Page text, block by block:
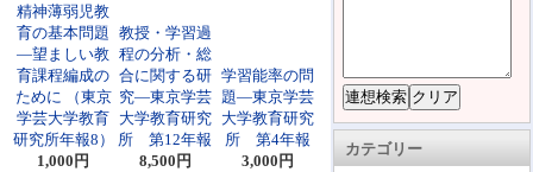
カテゴリー
精神薄弱児教
育の基本問題
―望ましい教
育課程編成の
ために （東京
学芸大学教育
研究所年報8）
1,000円
教授・学習過
程の分析・総
合に関する研
究―東京学芸
大学教育研究
所 第12年報
8,500円
学習能率の問
題―東京学芸
大学教育研究
所 第4年報
3,000円